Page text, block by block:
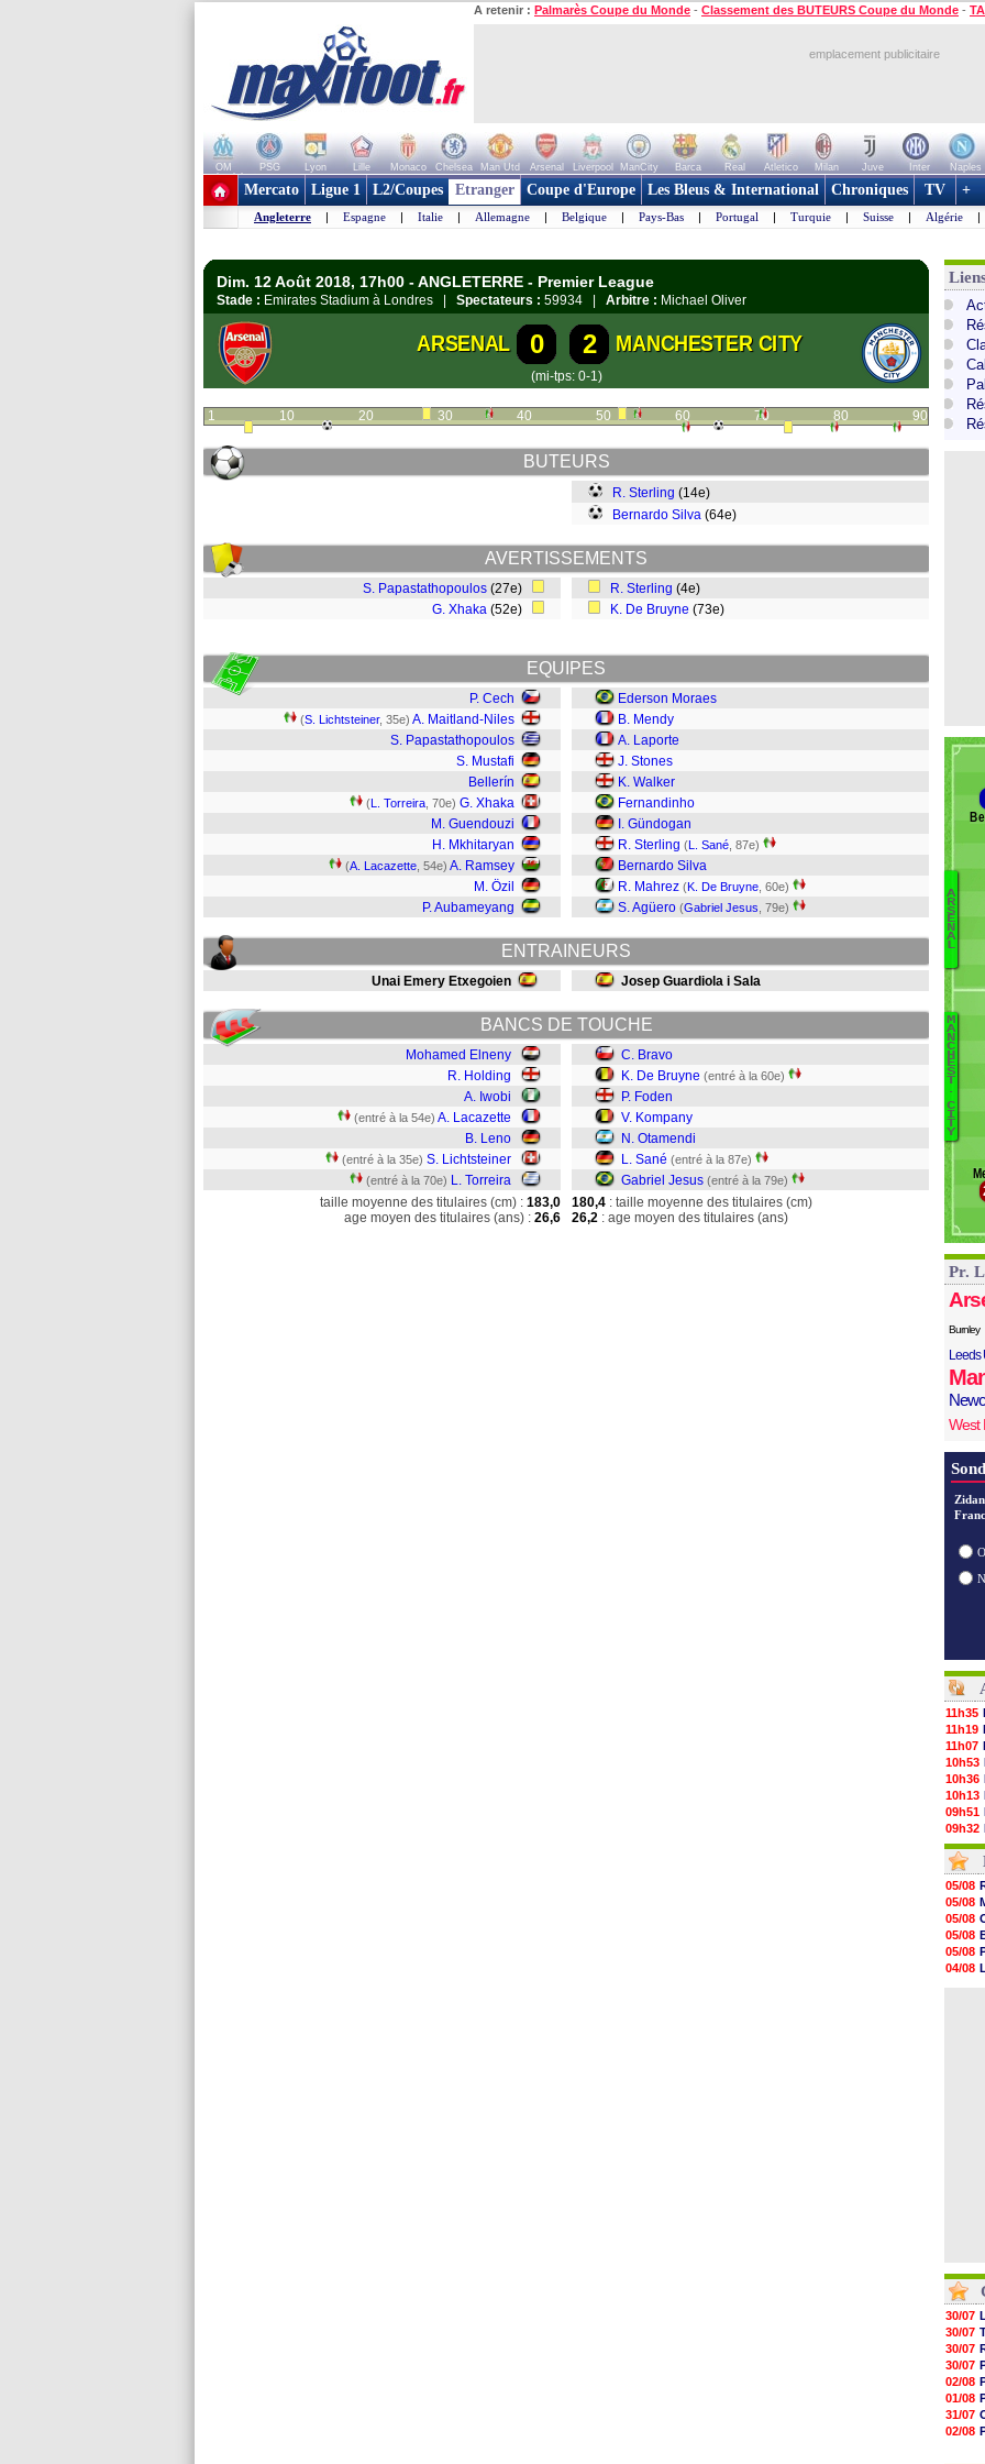
A retenir : Palmarès Coupe du Monde - Classement des BUTEURS Coupe du Monde -
emplacement publicitaire
OM PSG Lyon Lille Monaco Chelsea Man Utd Arsenal Liverpool ManCity Barca Real Atletico Milan Juve Inter Naples
+ de clubs
Mercato Ligue 1 L2/Coupes Etranger Coupe d'Europe Les Bleus & International Chroniques TV +
Angleterre | Espagne | Italie | Allemagne | Belgique | Pays-Bas | Portugal | Turquie | Suisse | Algérie |
Dim. 12 Août 2018, 17h00 - ANGLETERRE - Premier League
Stade : Emirates Stadium à Londres | Spectateurs : 59934 | Arbitre : Michael Oliver
ARSENAL 0 2 MANCHESTER CITY
(mi-tps: 0-1)
1 10 20 30 40 50 60 70 80 90
BUTEURS
R. Sterling (14e)
Bernardo Silva (64e)
AVERTISSEMENTS
S. Papastathopoulos (27e)
G. Xhaka (52e)
R. Sterling (4e)
K. De Bruyne (73e)
EQUIPES
P. Cech
(S. Lichtsteiner, 35e) A. Maitland-Niles
S. Papastathopoulos
S. Mustafi
Bellerín
(L. Torreira , 70e) G. Xhaka
M. Guendouzi
H. Mkhitaryan
(A. Lacazette , 54e) A. Ramsey
M. Özil
P. Aubameyang
Ederson Moraes
B. Mendy
A. Laporte
J. Stones
K. Walker
Fernandinho
I. Gündogan
R. Sterling (L. Sané , 87e)
Bernardo Silva
R. Mahrez (K. De Bruyne , 60e)
S. Agüero (Gabriel Jesus , 79e)
ENTRAINEURS
Unai Emery Etxegoien Josep Guardiola i Sala
BANCS DE TOUCHE
Mohamed Elneny
R. Holding
A. Iwobi
(entré à la 54e) A. Lacazette
B. Leno
(entré à la 35e) S. Lichtsteiner
(entré à la 70e) L. Torreira
C. Bravo
K. De Bruyne (entré à la 60e)
P. Foden
V. Kompany
N. Otamendi
L. Sané (entré à la 87e)
Gabriel Jesus (entré à la 79e)
taille moyenne des titulaires (cm) : 183,0
age moyen des titulaires (ans) : 26,6
180,4 : taille moyenne des titulaires (cm)
26,2 : age moyen des titulaires (ans)
A
R
S
E
N
A
L
M
A
N
C
H
E
S
T
.
C
I
T
Y
Pr.
Burnley
Leeds
West
11h35
11h19
11h07
10h53
10h36
10h13
09h51
09h32
09h11
08h57
08h39
08h22
00h06
05/08
05/08
05/08
05/08
05/08
05/08
05/08
05/08
05/08
04/08
30/07
30/07
30/07
30/07
02/08
01/08
31/07
02/08